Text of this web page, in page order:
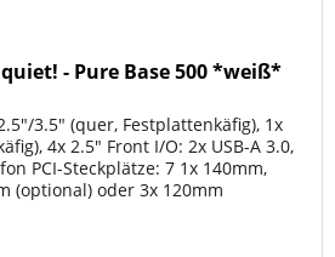
- Pure Base 500 *weiß*
3.5" (quer, Festplattenkäfig), 1x
4x 2.5" Front I/O: 2x USB-A 3.0,
PCI-Steckplätze: 7 1x 140mm,
(optional) oder 3x 120mm